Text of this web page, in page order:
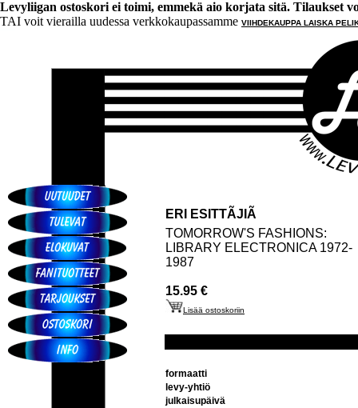
Levyliigan ostoskori ei toimi, emmekä aio korjata sitä. Tilaukset
TAI voit vierailla uudessa verkkokaupassamme VIIHDEKAUPPA LAISKA
ERI ESITTÃJIÃ
TOMORROW'S FASHIONS:
LIBRARY ELECTRONICA 1972-
1987
15.95 €
Lisää ostoskoriin
formaatti
levy-yhtiö
julkaisupäivä